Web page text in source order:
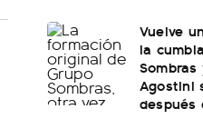
Vuelve
la
Agostini
después